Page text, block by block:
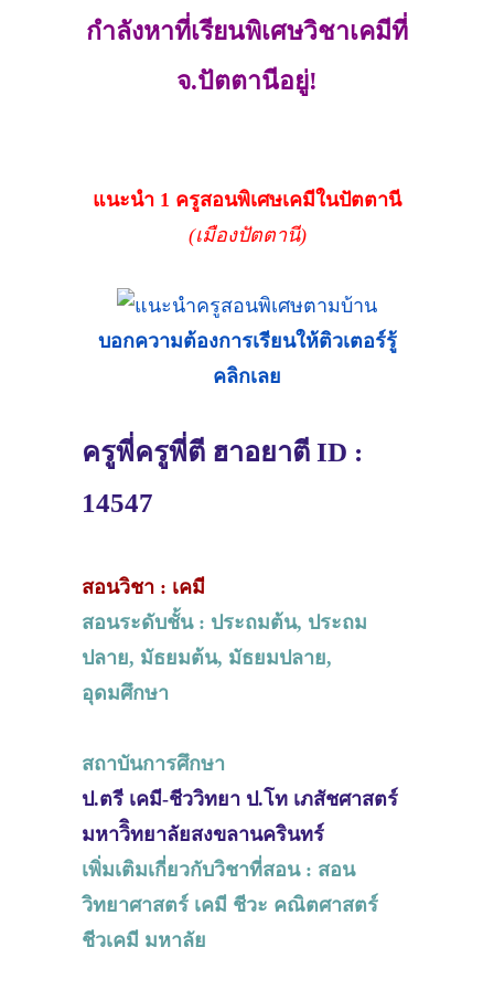
กำลังหาที่เรียนพิเศษวิชาเคมีที่
จ.ปัตตานีอยู่!
แนะนำ 1 ครูสอนพิเศษเคมีในปัตตานี
(เมืองปัตตานี)
บอกความต้องการเรียนให้ติวเตอร์รู้
คลิกเลย
ครูพี่ครูพี่ตี ฮาอยาตี ID :
14547
สอนวิชา : เคมี
สอนระดับชั้น : ประถมต้น, ประถม
ปลาย, มัธยมต้น, มัธยมปลาย,
อุดมศึกษา
สถาบันการศึกษา
ป.ตรี เคมี-ชีววิทยา ป.โท เภสัชศาสตร์
มหาวิิทยาลัยสงขลานครินทร์
เพิ่มเติมเกี่ยวกับวิชาที่สอน : สอน
วิทยาศาสตร์ เคมี ชีวะ คณิตศาสตร์
ชีวเคมี มหาลัย